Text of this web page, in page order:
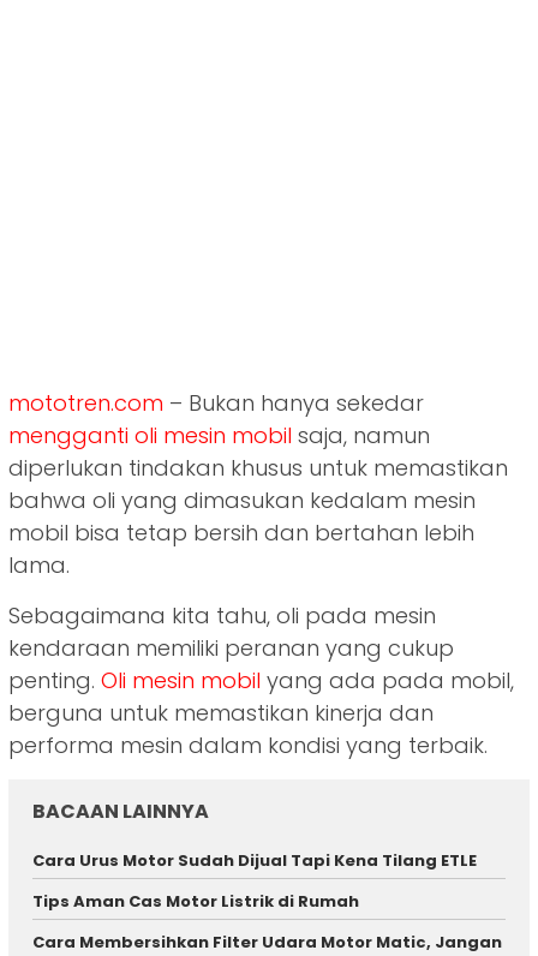
mototren.com – Bukan hanya sekedar
mengganti oli mesin mobil saja, namun
diperlukan tindakan khusus untuk memastikan
bahwa oli yang dimasukan kedalam mesin
mobil bisa tetap bersih dan bertahan lebih
lama.
Sebagaimana kita tahu, oli pada mesin
kendaraan memiliki peranan yang cukup
penting. Oli mesin mobil yang ada pada mobil,
berguna untuk memastikan kinerja dan
performa mesin dalam kondisi yang terbaik.
BACAAN LAINNYA
Cara Urus Motor Sudah Dijual Tapi Kena Tilang ETLE
Tips Aman Cas Motor Listrik di Rumah
Cara Membersihkan Filter Udara Motor Matic, Jangan